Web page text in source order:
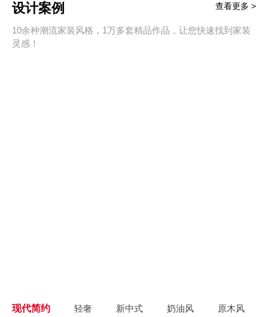
设计案例
10余种潮流家装风格，1万多套精品作品，让您快速找到家装
灵感！
查看更多 >
现代简约 轻奢 新中式 奶油风 原木风